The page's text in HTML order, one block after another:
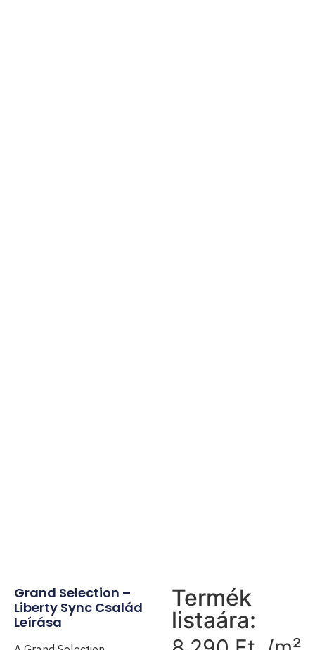
Grand Selection –
Liberty Sync Család
Leírása
Termék
listaára: